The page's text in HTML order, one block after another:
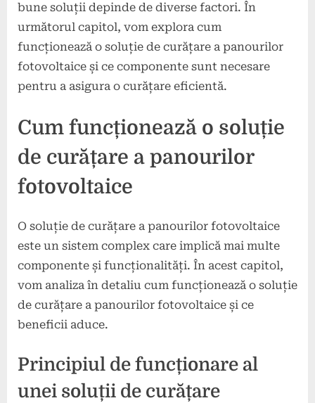
bune soluții depinde de diverse factori. În
următorul capitol, vom explora cum
funcționează o soluție de curățare a panourilor
fotovoltaice și ce componente sunt necesare
pentru a asigura o curățare eficientă.
Cum funcționează o soluție
de curățare a panourilor
fotovoltaice
O soluție de curățare a panourilor fotovoltaice
este un sistem complex care implică mai multe
componente și funcționalități. În acest capitol,
vom analiza în detaliu cum funcționează o soluție
de curățare a panourilor fotovoltaice și ce
beneficii aduce.
Principiul de funcționare al
unei soluții de curățare